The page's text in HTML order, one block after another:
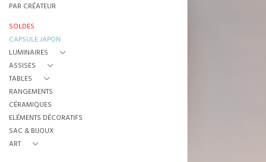
PAR CRÉATEUR
SOLDES
CAPSULE JAPON
LUMINAIRES
ASSISES
TABLES
RANGEMENTS
CÉRAMIQUES
ELÉMENTS DÉCORATIFS
SAC & BIJOUX
ART